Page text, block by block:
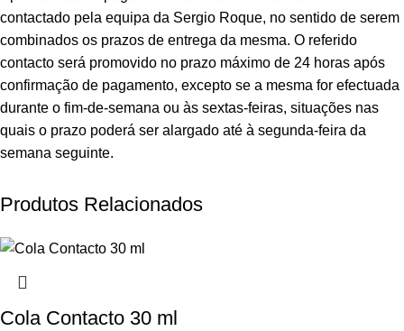
contactado pela equipa da Sergio Roque, no sentido de serem
combinados os prazos de entrega da mesma. O referido
contacto será promovido no prazo máximo de 24 horas após
confirmação de pagamento, excepto se a mesma for efectuada
durante o fim-de-semana ou às sextas-feiras, situações nas
quais o prazo poderá ser alargado até à segunda-feira da
semana seguinte.
Produtos Relacionados
Cola Contacto 30 ml